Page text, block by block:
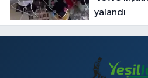
yalandı